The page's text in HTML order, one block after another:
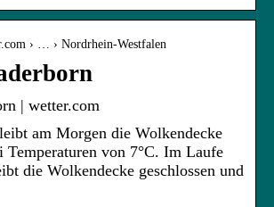
› … › Nordrhein-Westfalen
| wetter.com
am Morgen die Wolkendecke
Temperaturen von 7°C. Im Laufe
die Wolkendecke geschlossen und